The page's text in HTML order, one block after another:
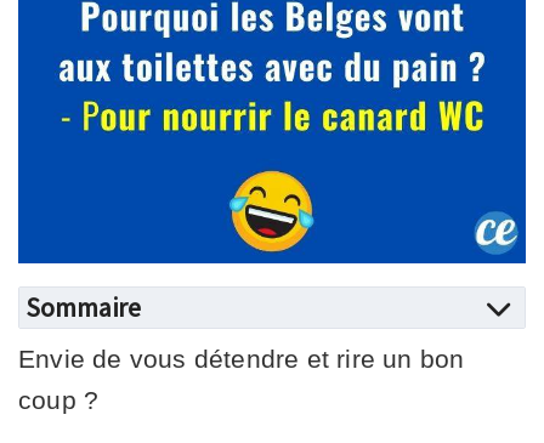
Sommaire
Envie de vous détendre et rire un bon
coup ?